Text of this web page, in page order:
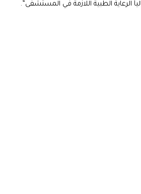
الرعاية الطبية اللازمة في المستشفى”.